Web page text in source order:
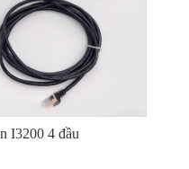
I3200 4 đầu